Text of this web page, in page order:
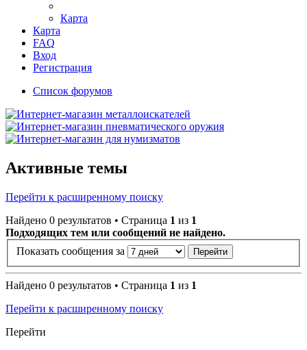
Карта
Карта
FAQ
Вход
Регистрация
Список форумов
Активные темы
Перейти к расширенному поиску
Найдено 0 результатов • Страница 1 из 1
Подходящих тем или сообщений не найдено.
Показать сообщения за
Найдено 0 результатов • Страница 1 из 1
Перейти к расширенному поиску
Перейти